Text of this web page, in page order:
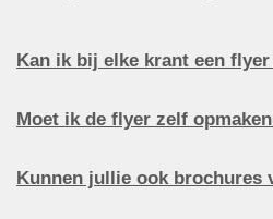
Kan ik bij elke krant een
Moet ik de flyer zelf
Kunnen jullie ook brochures